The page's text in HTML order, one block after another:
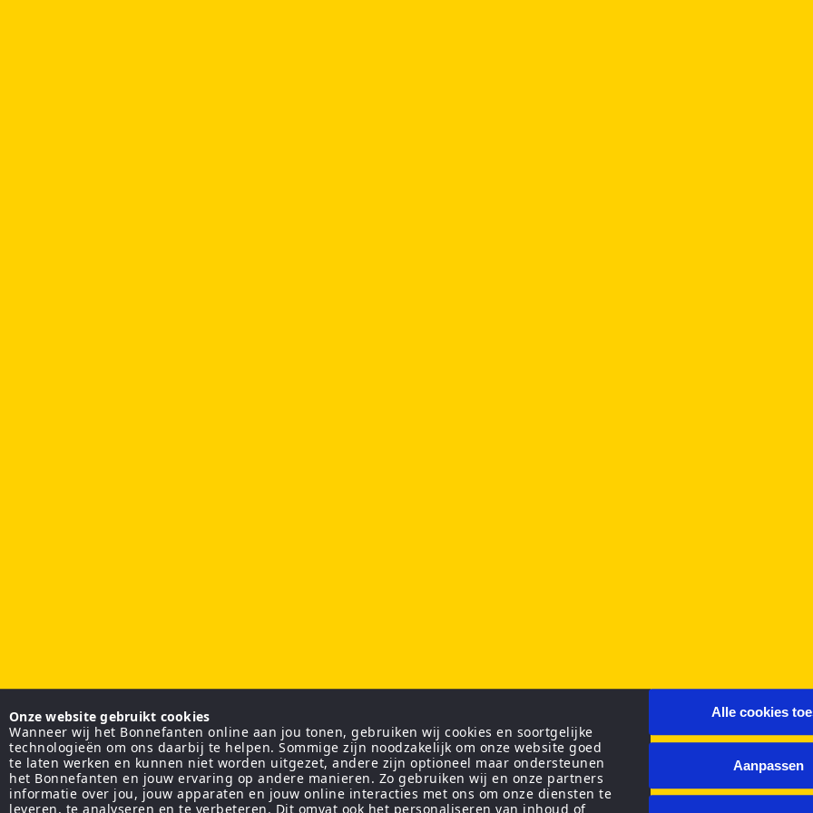
Onze website gebruikt cookies
Wanneer wij het Bonnefanten online aan jou tonen, gebruiken wij cookies en soortgelijke
technologieën om ons daarbij te helpen. Sommige zijn noodzakelijk om onze website goed
te laten werken en kunnen niet worden uitgezet, andere zijn optioneel maar ondersteunen
het Bonnefanten en jouw ervaring op andere manieren. Zo gebruiken wij en onze partners
informatie over jou, jouw apparaten en jouw online interacties met ons om onze diensten te
leveren, te analyseren en te verbeteren. Dit omvat ook het personaliseren van inhoud of
Alle cookies
Aanpassen